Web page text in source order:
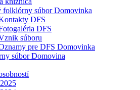
folklórny súbor Domovinka
DFS
DFS
súboru
pre DFS Domovinka
súbor Domovina